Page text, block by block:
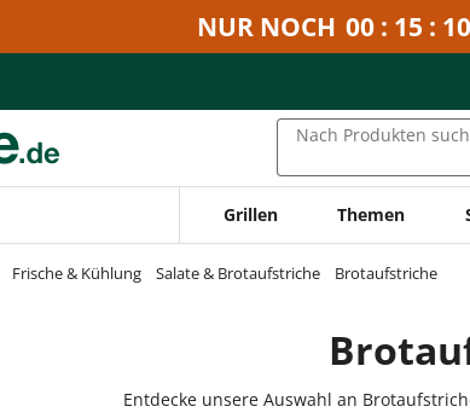
NUR NOCH 00 : 15 : 10
Nach Produkten
Grillen Themen
Frische & Kühlung Salate & Brotaufstriche Brotaufstriche
Entdecke unsere Auswahl an